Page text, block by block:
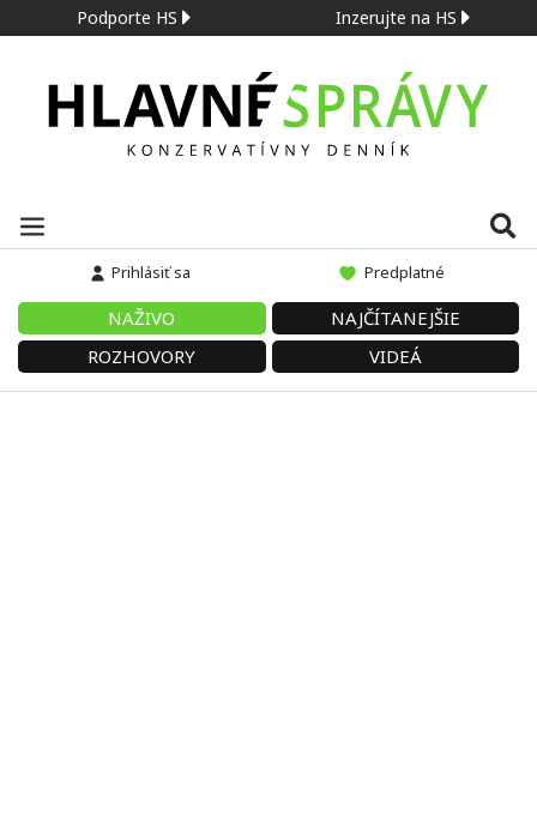
Podporte HS Inzerujte na HS
Prihlásiť sa Predplatné
NAŽIVO
NAJČÍTANEJŠIE
ROZHOVORY
VIDEÁ